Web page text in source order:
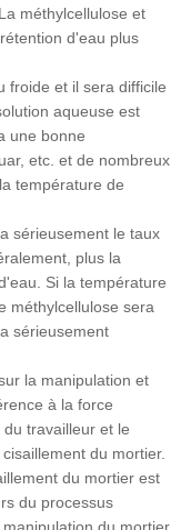
méthylcellulose et
d'eau plus
froide et il sera difficile
aqueuse est
une bonne
etc. et de nombreux
température de
sérieusement le taux
plus la
Si la température
méthylcellulose sera
sérieusement
la manipulation et
à la force
travailleur et le
du mortier.
du mortier est
du processus